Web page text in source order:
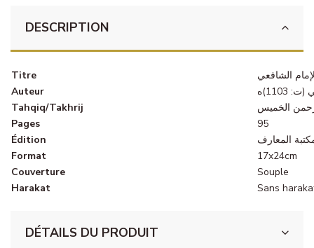
DESCRIPTION
Titre
الشافعي
Auteur
Tahqiq/Takhrij
الخميس
Pages
95
Édition
المعارف
Format
17x24cm
Couverture
Souple
Harakat
Sans
DÉTAILS DU PRODUIT